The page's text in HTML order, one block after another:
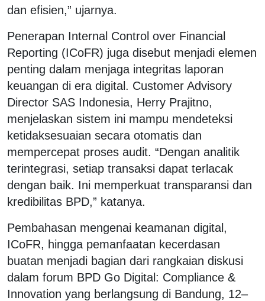
dan efisien,” ujarnya.
Penerapan Internal Control over Financial
Reporting (ICoFR) juga disebut menjadi elemen
penting dalam menjaga integritas laporan
keuangan di era digital. Customer Advisory
Director SAS Indonesia, Herry Prajitno,
menjelaskan sistem ini mampu mendeteksi
ketidaksesuaian secara otomatis dan
mempercepat proses audit. “Dengan analitik
terintegrasi, setiap transaksi dapat terlacak
dengan baik. Ini memperkuat transparansi dan
kredibilitas BPD,” katanya.
Pembahasan mengenai keamanan digital,
ICoFR, hingga pemanfaatan kecerdasan
buatan menjadi bagian dari rangkaian diskusi
dalam forum BPD Go Digital: Compliance &
Innovation yang berlangsung di Bandung, 12–